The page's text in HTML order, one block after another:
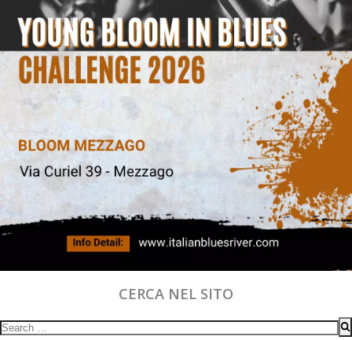
CERCA NEL SITO
Search